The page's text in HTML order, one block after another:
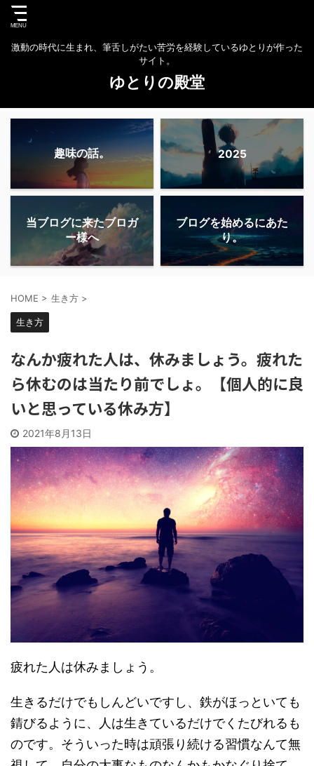
激動の時代に生まれ、筆舌しがたい苦労を経験しているゆとりが作った
サイト。
ゆとりの殿堂
趣味の話。 2025
当ブログに来たブロガ
ー様へ
ブログを始めるにあた
り。
HOME > 生き方 >
生き方
なんか疲れた人は、休みましょう。疲れた
ら休むのは当たり前でしょ。【個人的に良
いと思っている休み方】
2021年8月13日
疲れた人は休みましょう。
生きるだけでもしんどいですし、鉄がほっといても
錆びるように、人は生きているだけでくたびれるも
のです。そういった時は頑張り続ける習慣なんて無